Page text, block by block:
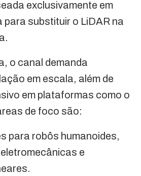
exclusivamente em
para substituir o LiDAR na
o canal demanda
em escala, além de
em plataformas como o
de foco são:
para robôs humanoides,
e